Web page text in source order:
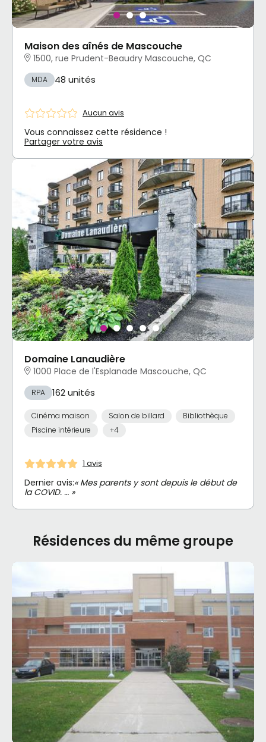
Maison des aînés de Mascouche
1500, rue Prudent-Beaudry Mascouche, QC
MDA 48 unités
Aucun avis
Vous connaissez cette résidence !
Partager votre avis
Domaine Lanaudière
1000 Place de l'Esplanade Mascouche, QC
RPA 162 unités
Cinéma maison Salon de billard
Bibliothèque
Piscine intérieure
+4
1 avis
Dernier avis:« Mes parents y sont depuis le début de
la COVID. … »
Résidences du même groupe